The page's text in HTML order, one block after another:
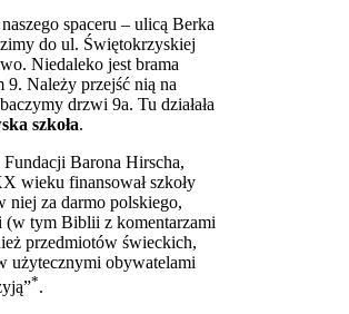
spaceru – ulicą Berka
do ul. Świętokrzyskiej
Niedaleko jest brama
9. Należy przejść nią na
drzwi 9a. Tu działała
szkoła.
Fundacji Barona Hirscha,
wieku finansował szkoły
za darmo polskiego,
(w tym Biblii z komentarzami
przedmiotów świeckich,
użytecznymi obywatelami
*.